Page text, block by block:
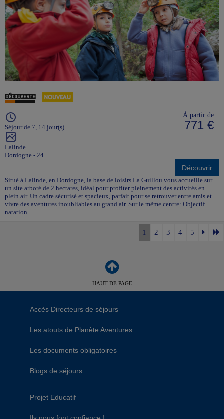
Séjour de 7, 14 jour(s)
Lalinde
Dordogne - 24
À partir de
771 €
Découvrir
Situé à Lalinde, en Dordogne, la base de loisirs La Guillou vous accueille sur
un site arboré de 2 hectares, idéal pour profiter pleinement des activités en
plein air. Un cadre sécurisé et spacieux, parfait pour se retrouver entre amis et
vivre des aventures inoubliables au grand air. Sur le même centre: Objectif
natation
1 2 3 4 5
HAUT DE PAGE
Accès Directeurs de séjours
Les atouts de Planète Aventures
Les documents obligatoires
Blogs de séjours
Projet Educatif